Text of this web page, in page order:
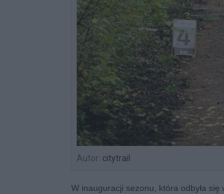
Autor: citytrail
W inauguracji sezonu, która odbyła